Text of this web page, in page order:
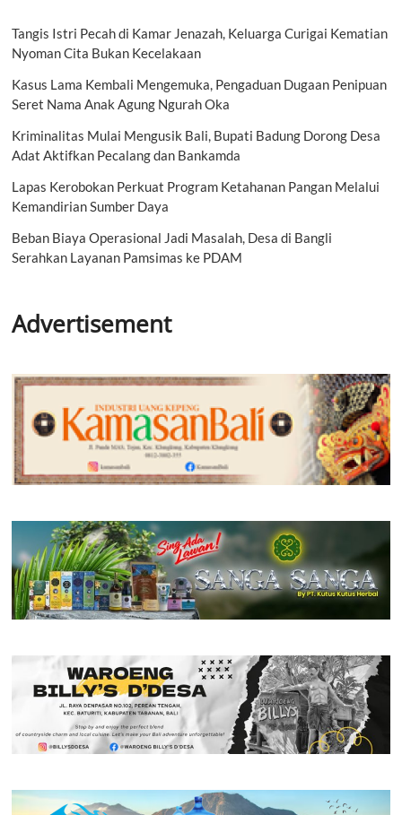
Tangis Istri Pecah di Kamar Jenazah, Keluarga Curigai Kematian
Nyoman Cita Bukan Kecelakaan
Kasus Lama Kembali Mengemuka, Pengaduan Dugaan Penipuan
Seret Nama Anak Agung Ngurah Oka
Kriminalitas Mulai Mengusik Bali, Bupati Badung Dorong Desa
Adat Aktifkan Pecalang dan Bankamda
Lapas Kerobokan Perkuat Program Ketahanan Pangan Melalui
Kemandirian Sumber Daya
Beban Biaya Operasional Jadi Masalah, Desa di Bangli
Serahkan Layanan Pamsimas ke PDAM
Advertisement